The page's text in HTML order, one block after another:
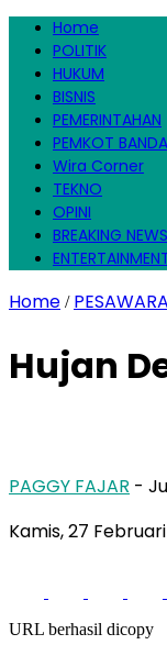
Home
POLITIK
HUKUM
BISNIS
PEMERINTAHAN
PEMKOT
Wira Corner
TEKNO
OPINI
BREAKING NEWS
Home /
Hujan
PAGGY FAJAR -
Kamis, 27
URL berhasil dicopy